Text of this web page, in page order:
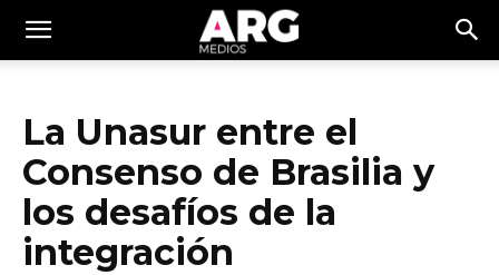
La Unasur entre el
Consenso de Brasilia y
los desafíos de la
integración